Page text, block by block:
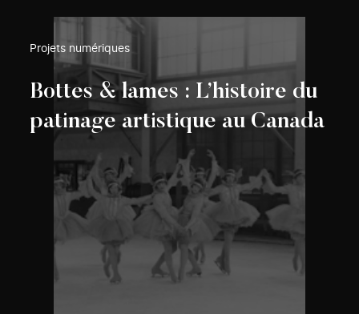
Projets numériques
Bottes & lames : L’histoire du
patinage artistique au Canada